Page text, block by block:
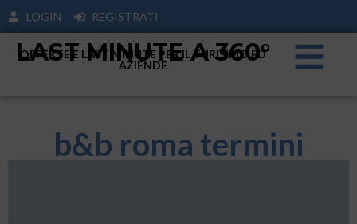
LOGIN REGISTRATI
LAST MINUTE A 360°
OFFERTE E LAST MINUTE PER IL TURISIMO ED
AZIENDE
b&b roma termini